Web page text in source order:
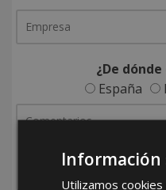
¿De
España
Información
Utilizamos